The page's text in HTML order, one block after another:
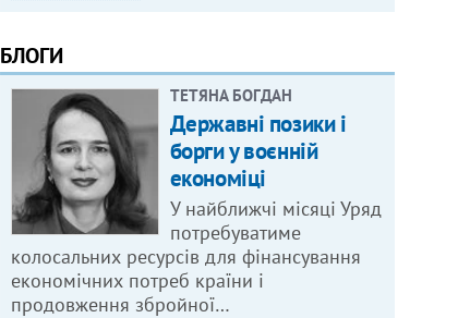
БЛОГИ
ТЕТЯНА БОГДАН
Державні позики і
борги у воєнній
економіці
У найближчі місяці Уряд
потребуватиме
колосальних ресурсів для фінансування
економічних потреб країни і
продовження збройної…